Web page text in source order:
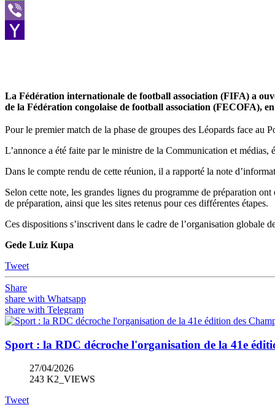
Message
Viber
La Fédération internationale de football association (FIFA) a
de la Fédération congolaise de football association (FECOFA),
Pour le premier match de la phase de groupes des Léopards face
L’annonce a été faite par le ministre de la Communication et
Dans le compte rendu de cette réunion, il a rapporté la note
Selon cette note, les grandes lignes du programme de préparation
de préparation, ainsi que les sites retenus pour ces différentes étapes.
Ces dispositions s’inscrivent dans le cadre de l’organisation
Gede Luiz Kupa
Tweet
Share
share with Whatsapp
share with Telegram
Sport : la RDC décroche l'organisation de la 41e
27/04/2026
243 K2_VIEWS
Tweet